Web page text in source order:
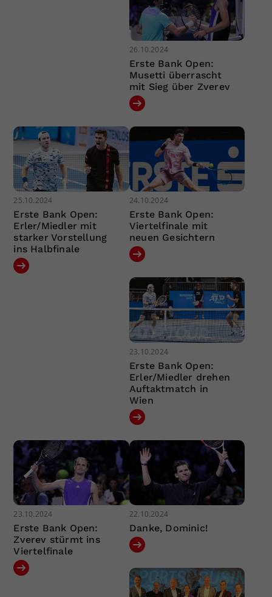
26.10.2024
Erste Bank Open:
Musetti überrascht
mit Sieg über Zverev
25.10.2024
Erste Bank Open:
Erler/Miedler mit
starker Vorstellung
ins Halbfinale
24.10.2024
Erste Bank Open:
Viertelfinale mit
neuen Gesichtern
23.10.2024
Erste Bank Open:
Erler/Miedler drehen
Auftaktmatch in
Wien
23.10.2024
Erste Bank Open:
Zverev stürmt ins
Viertelfinale
22.10.2024
Danke, Dominic!